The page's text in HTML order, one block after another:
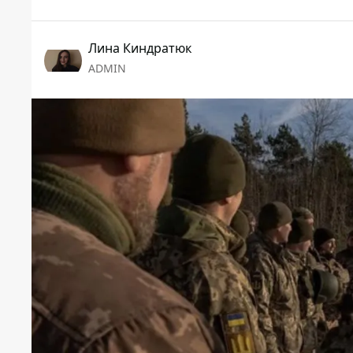
Лина Киндратюк
ADMIN